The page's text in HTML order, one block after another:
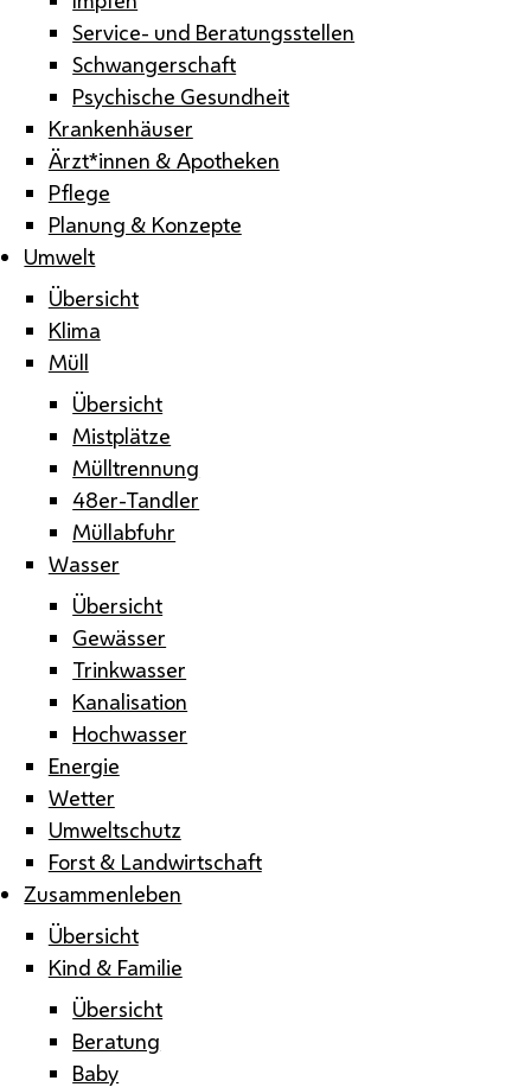
Service- und Beratungsstellen
Schwangerschaft
Psychische Gesundheit
Krankenhäuser
Ärzt*innen & Apotheken
Pflege
Planung & Konzepte
Umwelt
Übersicht
Klima
Müll
Übersicht
Mistplätze
Mülltrennung
48er-Tandler
Müllabfuhr
Wasser
Übersicht
Gewässer
Trinkwasser
Kanalisation
Hochwasser
Energie
Wetter
Umweltschutz
Forst & Landwirtschaft
Zusammenleben
Übersicht
Kind & Familie
Übersicht
Beratung
Baby